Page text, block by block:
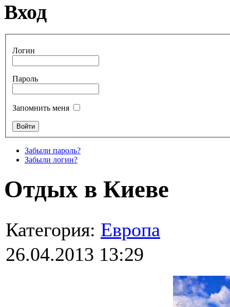
Вход
Логин
Пароль
Запомнить меня
Забыли пароль?
Забыли логин?
Отдых в Киеве
Категория: Европа
26.04.2013 13:29